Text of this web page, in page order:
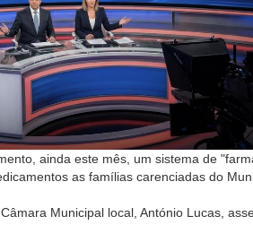
ainda este mês, um sistema de
as famílias carenciadas do
Municipal local, António Lucas,